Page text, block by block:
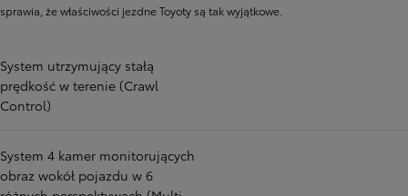
sprawia, że ​​właściwości jezdne Toyoty są tak wyjątkowe.
System utrzymujący stałą
prędkość w terenie (Crawl
Control)
System 4 kamer monitorujących
obraz wokół pojazdu w 6